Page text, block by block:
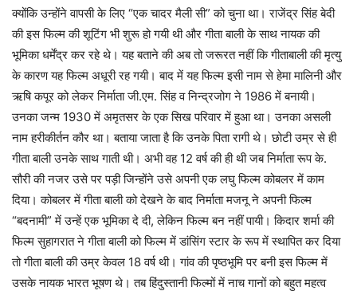
क्योंकि उन्होंने वापसी के लिए “एक चादर मैली सी” को चुना था। राजेंद्र सिंह बेदी
की इस फिल्म की शूटिंग भी शुरू हो गयी थी और गीता बाली के साथ नायक की
भूमिका धर्मेंद्र कर रहे थे। यह बताने की अब तो जरूरत नहीं कि गीताबाली की मृत्यु
के कारण यह फिल्म अधूरी रह गयी। बाद में यह फिल्म इसी नाम से हेमा मालिनी और
ऋषि कपूर को लेकर निर्माता जी.एम. सिंह व निन्द्रजोग ने 1986 में बनायी।
उनका जन्म 1930 में अमृतसर के एक सिख परिवार में हुआ था। उनका असली
नाम हरीकीर्तन कौर था। बताया जाता है कि उनके पिता रागी थे। छोटी उम्र से ही
गीता बाली उनके साथ गाती थी। अभी वह 12 वर्ष की ही थी जब निर्माता रूप के.
सौरी की नजर उसे पर पड़ी जिन्होंने उसे अपनी एक लघु फिल्म कोबलर में काम
दिया। कोबलर में गीता बाली को देखने के बाद निर्माता मजनू ने अपनी फिल्म
“बदनामी” में उन्हें एक भूमिका दे दी, लेकिन फिल्म बन नहीं पायी। किदार शर्मा की
फिल्म सुहागरात ने गीता बाली को फिल्म में डांसिंग स्टार के रूप में स्थापित कर दिया
तो गीता बाली की उम्र केवल 18 वर्ष थी। गांव की पृष्ठभूमि पर बनी इस फिल्म में
उसके नायक भारत भूषण थे। तब हिंदुस्तानी फिल्मों में नाच गानों को बहुत महत्व